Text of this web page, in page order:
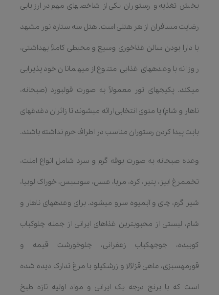
بخش تغذیه و رستوران یکی از شاخصهای مهم در ارزیابی
رضایت مسافران از هر هتلی است. هتل سه ستاره نور مشهد
با دارا بودن سالن غذاخوری وسیع و محیطی کاملاً بهداشتی،
روزانه با وعدههای غذایی متنوع از میهمانان خود پذیرایی
میکند. پکیجهای تور معمولاً به صورت فولبورد (صبحانه،
ناهار و شام) یا منوی انتخابی ارائه میشوند تا زائران دغدغهای
بابت پیدا کردن رستوران مناسب در اطراف حرم نداشته باشند.
وعده صبحانه به صورت بوفه گرم و سرد شامل انواع املت،
تخممرغ ابپز، پنیر، کره، مربا، عسل، سوسیس، خوراک لوبیا،
شیر گرم، چای و آبمیوه سرو میشود. برای وعدههای ناهار و
شام، لیستی از محبوبترین غذاهای ایرانی از جمله چلوکباب
کوبیده، جوجهکباب زعفرانی، چلوخورشت قیمه و
قورمهسبزی، ماهی قزلآلا و زرشکپلو با مرغ تدارک دیده شده
است که با برنج درجه یک ایرانی و مواد اولیه تازه طبخ